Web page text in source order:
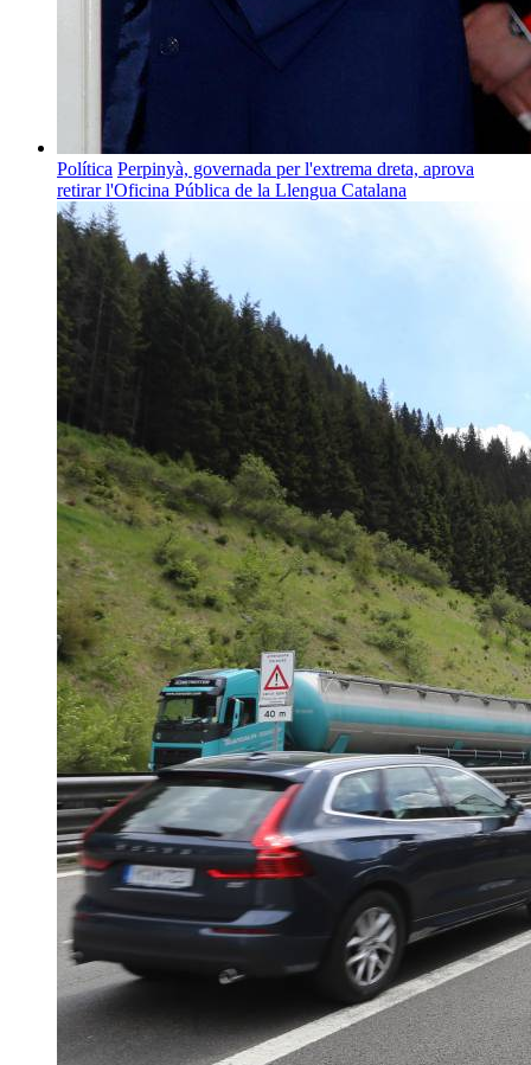
Política Perpinyà, governada per l'extrema dreta, aprova
retirar l'Oficina Pública de la Llengua Catalana